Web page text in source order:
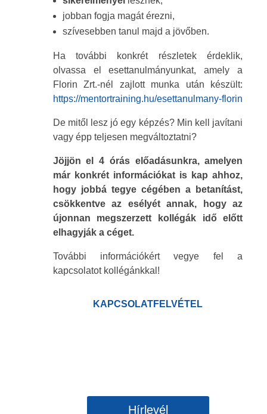
jobban fogja magát érezni,
szívesebben tanul majd a jövőben.
Ha további konkrét részletek érdeklik,
olvassa el esettanulmányunkat, amely a
Florin Zrt.-nél zajlott munka után készült:
https://mentortraining.hu/esettanulmany-florin
De mitől lesz jó egy képzés? Min kell javítani
vagy épp teljesen megváltoztatni?
Jöjjön el 4 órás előadásunkra, amelyen
már konkrét információkat is kap ahhoz,
hogy jobbá tegye cégében a betanítást,
csökkentve az esélyét annak, hogy az
újonnan megszerzett kollégák idő előtt
elhagyják a céget.
További információkért vegye fel a
kapcsolatot kollégánkkal!
KAPCSOLATFELVÉTEL
Hírlevél